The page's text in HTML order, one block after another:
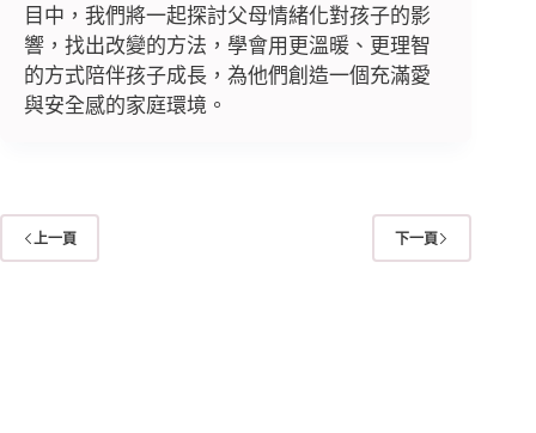
目中，我們將一起探討父母情緒化對孩子的影
響，找出改變的方法，學會用更溫暖、更理智
的方式陪伴孩子成長，為他們創造一個充滿愛
與安全感的家庭環境。
上一頁 下一頁